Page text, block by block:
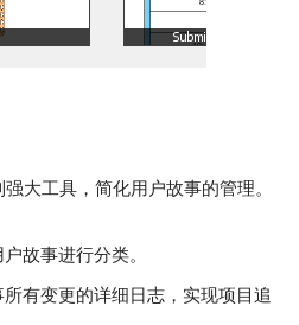
大工具，简化用户故事的管理。
故事进行分类。
有变更的详细日志，实现项目追